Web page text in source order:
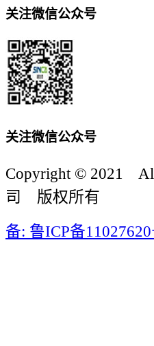
关注微信公众号
关注微信公众号
Copyright © 2021
司 版权所有
备: 鲁ICP备